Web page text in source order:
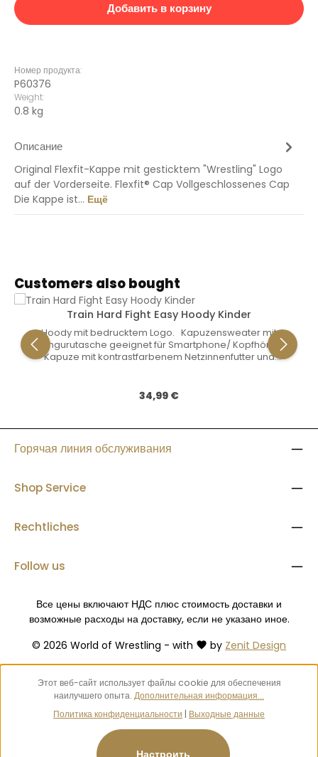
Добавить в корзину
Номер продукта:
P60376
Weight:
0.8 kg
Описание
Original Flexfit-Kappe mit gesticktem "Wrestling" Logo
auf der Vorderseite. Flexfit® Cap Vollgeschlossenes Cap
Die Kappe ist… Ещё
Пропустить галерею продуктов
Customers also bought
Train Hard Fight Easy Hoody Kinder
Hoody mit bedrucktem Logo. Kapuzensweater mit
Kängurutasche geeignet für Smartphone/ Kopfhörer.
Kapuze mit kontrastfarbenem Netzinnenfutter und
g/m2
Обычная цена:
34,99 €
Горячая линия обслуживания
Shop Service
Rechtliches
Follow us
© 2026 World of Wrestling - with by Zenit Design
Все цены включают НДС плюс стоимость доставки и
возможные расходы на доставку, если не указано иное.
Этот веб-сайт использует файлы cookie для обеспечения
наилучшего опыта. Дополнительная информация...
Политика конфиденциальности | Выходные данные
Настроить